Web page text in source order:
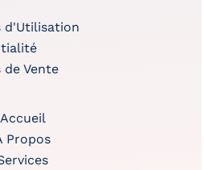
d'Utilisation
Vente
Accueil
Propos